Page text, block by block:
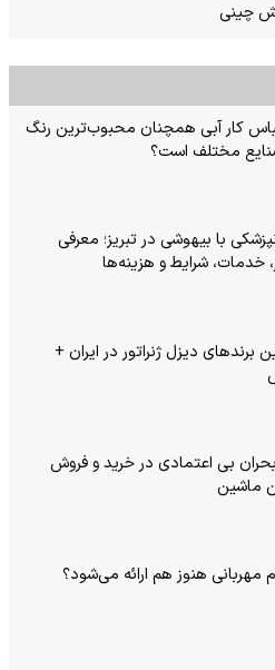
چینی
کار آبی همچنان محبوب‌ترین رنگ
مختلف است؟
با بیهوشی در تبریز؛ معرفی
خدمات، شرایط و هزینه‌ها
برندهای دیزل ژنراتور در ایران +
بی‌ اعتمادی در خرید و فروش
ماشین
مهربانی هنوز هم ارائه می‌شود؟